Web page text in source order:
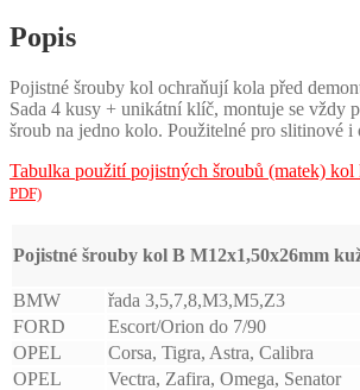
Popis
Pojistné šrouby kol ochraňují kola před
Sada 4 kusy + unikátní klíč, montuje se vždy
šroub na jedno kolo. Použitelné pro slitinové i
Tabulka použití pojistných šroubů (matek) kol
PDF)
Pojistné šrouby kol B M12x1,50x26mm
BMW
řada 3,5,7,8,M3,M5,Z3
FORD
Escort/Orion do 7/90
OPEL
Corsa, Tigra, Astra, Calibra
OPEL
Vectra, Zafira, Omega, Senator